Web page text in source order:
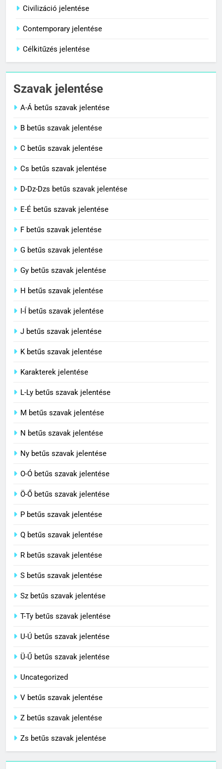
Centenárium jelentése
1
Cigánykerék jelentése
C BETŰS SZAVAK JELENTÉSE
C BETŰS SZAVAK JELENTÉSE
3
4
Contemporary jelentése
5
Célkitűzés jelentése
C BETŰS SZAVAK JELENTÉSE
C BETŰS SZAVAK JELENTÉSE
8
Centenárium jelentése
Civilizáció jelentése
Contemporary jelentése
Célkitűzés jelentése
Szavak jelentése
A-Á betűs szavak jelentése
B betűs szavak jelentése
C betűs szavak jelentése
Cs betűs szavak jelentése
D-Dz-Dzs betűs szavak jelentése
E-É betűs szavak jelentése
F betűs szavak jelentése
G betűs szavak jelentése
Gy betűs szavak jelentése
H betűs szavak jelentése
I-Í betűs szavak jelentése
J betűs szavak jelentése
K betűs szavak jelentése
Karakterek jelentése
L-Ly betűs szavak jelentése
M betűs szavak jelentése
N betűs szavak jelentése
Ny betűs szavak jelentése
O-Ó betűs szavak jelentése
Ö-Ő betűs szavak jelentése
P betűs szavak jelentése
Q betűs szavak jelentése
R betűs szavak jelentése
S betűs szavak jelentése
Sz betűs szavak jelentése
T-Ty betűs szavak jelentése
U-Ú betűs szavak jelentése
Ü-Ű betűs szavak jelentése
Uncategorized
V betűs szavak jelentése
Z betűs szavak jelentése
Zs betűs szavak jelentése